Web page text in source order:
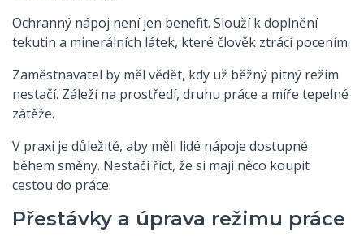
Ochranný nápoj není jen benefit. Slouží k doplnění
tekutin a minerálních látek, které člověk ztrácí pocením.
Zaměstnavatel by měl vědět, kdy už běžný pitný režim
nestačí. Záleží na prostředí, druhu práce a míře tepelné
zátěže.
V praxi je důležité, aby měli lidé nápoje dostupné
během směny. Nestačí říct, že si mají něco koupit
cestou do práce.
Přestávky a úprava režimu práce